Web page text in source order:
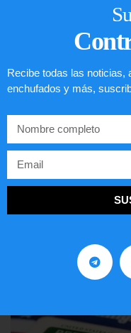
Comunistas no
EE.UU.
Recibe todas las noticias,
enchufados y más,